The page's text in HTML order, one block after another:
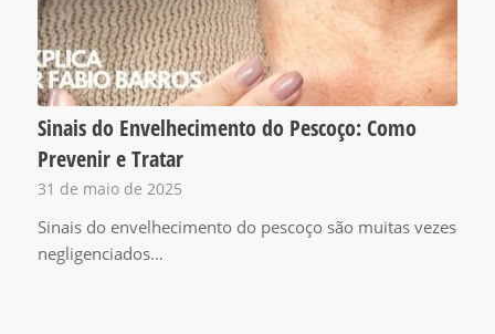
Sinais do Envelhecimento do Pescoço: Como
Prevenir e Tratar
31 de maio de 2025
Sinais do envelhecimento do pescoço são muitas vezes
negligenciados…